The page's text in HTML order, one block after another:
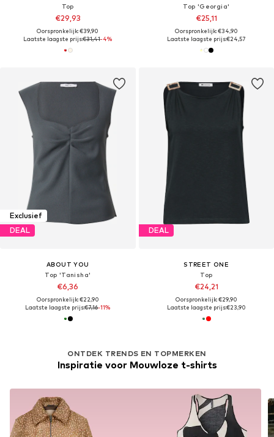
Top
€29,93
Oorspronkelijk: €39,90
Laatste laagste prijs:€31,41-4%
Top 'Georgia'
€25,11
Oorspronkelijk: €34,90
Laatste laagste prijs:€24,57
Exclusief
DEAL
ABOUT YOU
Top 'Tanisha'
€6,36
Oorspronkelijk: €22,90
Laatste laagste prijs:€7,16-11%
DEAL
STREET ONE
Top
€24,21
Oorspronkelijk: €29,90
Laatste laagste prijs:€23,90
ONTDEK TRENDS EN TOPMERKEN
Inspiratie voor Mouwloze t-shirts